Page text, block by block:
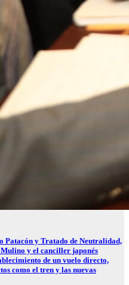
Patacón y Tratado de Neutralidad,
y el canciller japonés
de un vuelo directo,
como el tren y las nuevas